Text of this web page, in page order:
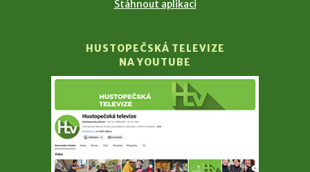
Stáhnout aplikaci
HUSTOPEČSKÁ TELEVIZE
NA YOUTUBE